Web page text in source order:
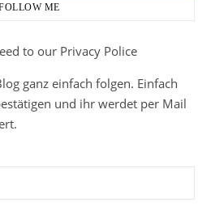
ME
to our Privacy Police
ganz einfach folgen. Einfach
und ihr werdet per Mail